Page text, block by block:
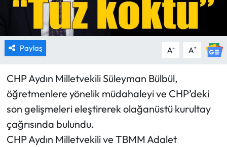
Paylaş A- A+
CHP Aydın Milletvekili Süleyman Bülbül,
öğretmenlere yönelik müdahaleyi ve CHP’deki
son gelişmeleri eleştirerek olağanüstü kurultay
çağrısında bulundu.
CHP Aydın Milletvekili ve TBMM Adalet
RESMİ İLANLAR
HABER İLAN